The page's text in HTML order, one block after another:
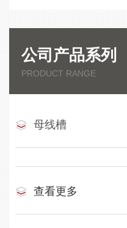
公司产品系列
PRODUCT RANGE
母线槽
查看更多